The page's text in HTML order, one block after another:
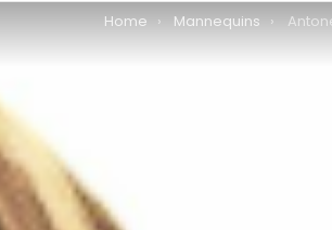
You are here:
Home Mannequins Antonella